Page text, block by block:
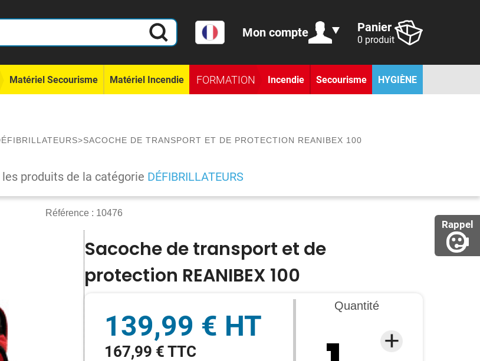
Rappel
Mon compte Panier
0 produit
Matériel Secourisme Matériel Incendie FORMATION Incendie Secourisme HYGIÈNE
>SACOCHE DE TRANSPORT ET DE PROTECTION REANIBEX 100
produits de la catégorie DÉFIBRILLATEURS
Référence : 10476
Sacoche de transport et de
protection REANIBEX 100
139,99 € HT
167,99 € TTC
Quantité